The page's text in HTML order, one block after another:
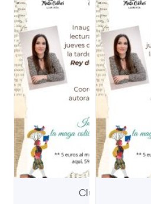
Club Fantástico